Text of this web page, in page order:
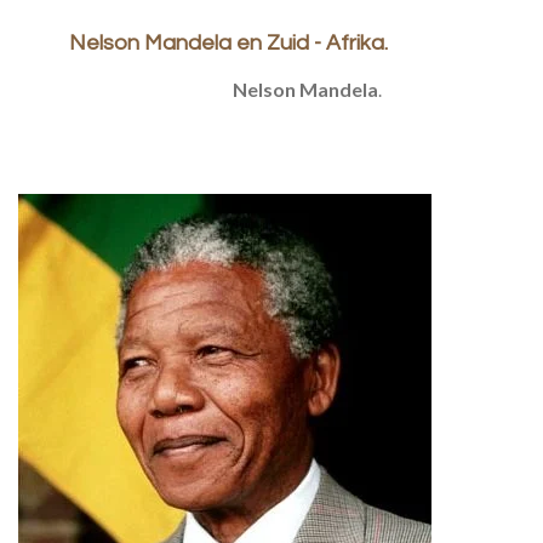
Nelson Mandela en Zuid - Afrika.
Nelson Mandela.